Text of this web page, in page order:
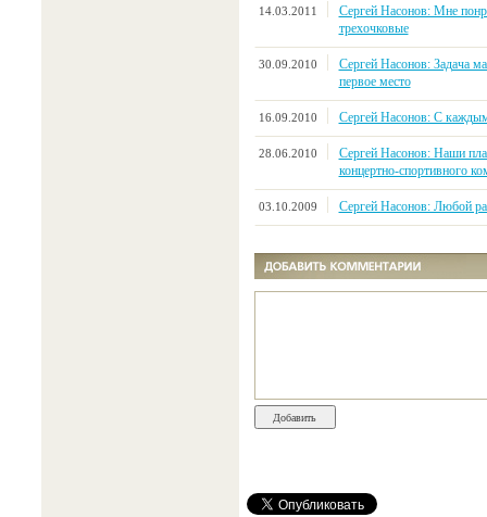
14.03.2011
Сергей Насонов: Мне
трехочковые
30.09.2010
Сергей Насонов: Задача
первое место
16.09.2010 Сергей Насонов: С
28.06.2010
Сергей Насонов: Наши
концертно-спортивного
03.10.2009 Сергей Насонов: Любой